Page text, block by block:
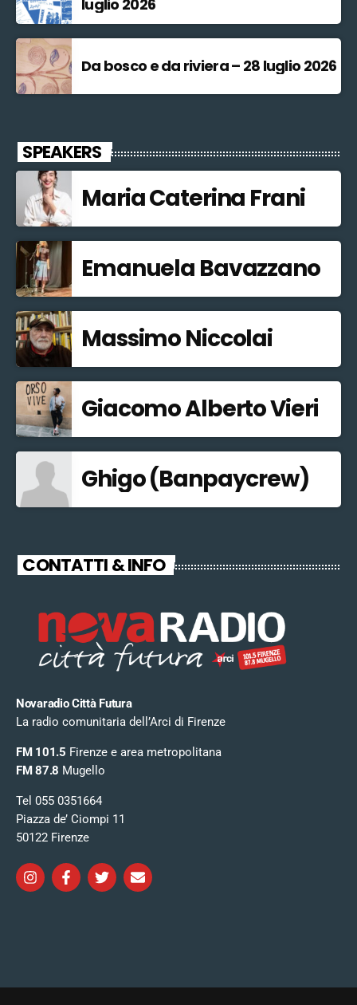
luglio 2026
Da bosco e da riviera – 28 luglio 2026
SPEAKERS
Maria Caterina Frani
Emanuela Bavazzano
Massimo Niccolai
Giacomo Alberto Vieri
Ghigo (Banpaycrew)
CONTATTI & INFO
Novaradio Città Futura
La radio comunitaria dell’Arci di Firenze
FM 101.5 Firenze e area metropolitana
FM 87.8 Mugello
Tel 055 0351664
Piazza de’ Ciompi 11
50122 Firenze